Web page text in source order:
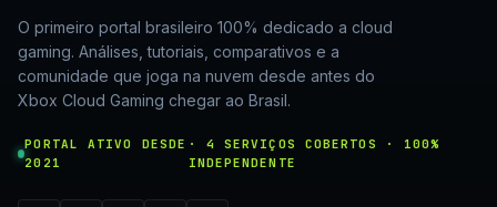
O primeiro portal brasileiro 100% dedicado a cloud
gaming. Análises, tutoriais, comparativos e a
comunidade que joga na nuvem desde antes do
Xbox Cloud Gaming chegar ao Brasil.
PORTAL ATIVO DESDE
2021
· 4 SERVIÇOS COBERTOS · 100%
INDEPENDENTE